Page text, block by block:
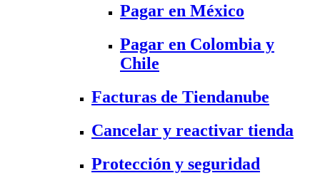
Pagar en México
Pagar en Colombia y
Chile
Facturas de Tiendanube
Cancelar y reactivar tienda
Protección y seguridad